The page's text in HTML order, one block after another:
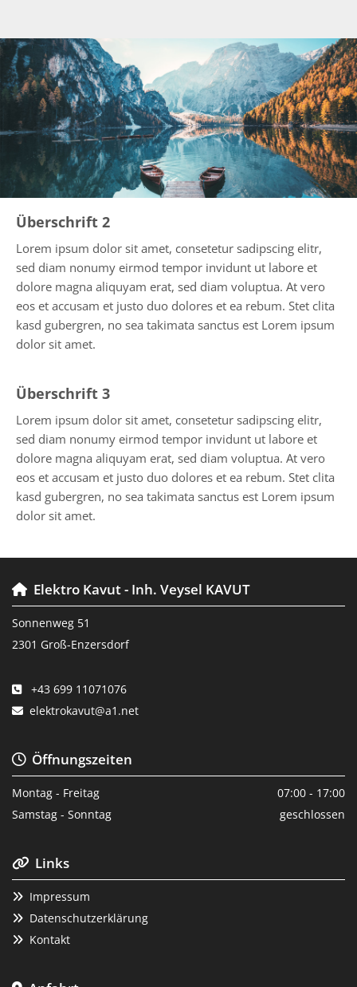
Überschrift 2
Lorem ipsum dolor sit amet, consetetur sadipscing elitr,
sed diam nonumy eirmod tempor invidunt ut labore et
dolore magna aliquyam erat, sed diam voluptua. At vero
eos et accusam et justo duo dolores et ea rebum. Stet clita
kasd gubergren, no sea takimata sanctus est Lorem ipsum
dolor sit amet.
Überschrift 3
Lorem ipsum dolor sit amet, consetetur sadipscing elitr,
sed diam nonumy eirmod tempor invidunt ut labore et
dolore magna aliquyam erat, sed diam voluptua. At vero
eos et accusam et justo duo dolores et ea rebum. Stet clita
kasd gubergren, no sea takimata sanctus est Lorem ipsum
dolor sit amet.
 Elektro Kavut - Inh. Veysel KAVUT
Sonnenweg 51
2301 Groß-Enzersdorf
 +43 699 11071076
 elektrokavut@a1.net
Öffnungszeiten
Montag - Freitag
07:00 - 17:00
Samstag - Sonntag
geschlossen
 Links
 Impressum
 Datenschutzerklärung
 Kontakt